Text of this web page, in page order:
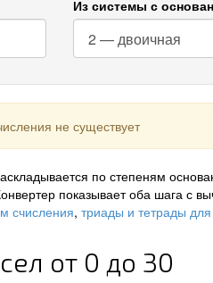
Из системы с
не существует
по степеням
показывает оба шага с
счисления, триады и тетрады
от 0 до 30